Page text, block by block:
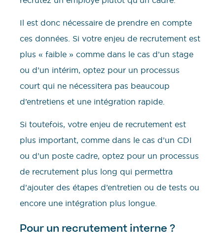
Il est donc nécessaire de prendre en compte
ces données. Si votre enjeu de recrutement est
plus « faible » comme dans le cas d’un stage
ou d’un intérim, optez pour un processus
court qui ne nécessitera pas beaucoup
d’entretiens et une intégration rapide.
Si toutefois, votre enjeu de recrutement est
plus important, comme dans le cas d’un CDI
ou d’un poste cadre, optez pour un processus
de recrutement plus long qui permettra
d’ajouter des étapes d’entretien ou de tests ou
encore une intégration plus longue.
Pour un recrutement interne ?